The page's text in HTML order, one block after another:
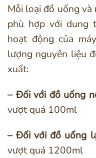
Mỗi loại đồ uống và
phù hợp với dung
hoạt động của
lượng nguyên liệu
xuất:
– Đối với đồ uống
vượt quá 100ml
– Đối với đồ uống
vượt quá 1200ml